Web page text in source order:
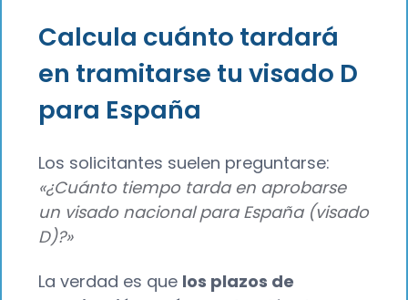
Calcula cuánto tardará
en tramitarse tu visado D
para España
Los solicitantes suelen preguntarse:
«¿Cuánto tiempo tarda en aprobarse
un visado nacional para España (visado
D)?»
La verdad es que los plazos de